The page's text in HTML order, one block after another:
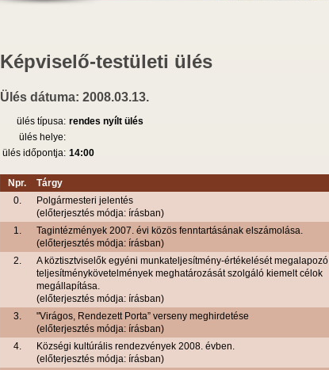
Képviselő-testületi ülés
Ülés dátuma: 2008.03.13.
ülés típusa: rendes nyílt ülés
ülés helye:
ülés időpontja: 14:00
Npr. Tárgy
0.
Polgármesteri jelentés
(előterjesztés módja: írásban)
1.
Tagintézmények 2007. évi közös fenntartásának elszámolása.
(előterjesztés módja: írásban)
2.
A köztisztviselők egyéni munkateljesítmény-értékelését megalapozó
teljesítménykövetelmények meghatározását szolgáló kiemelt célok
megállapítása.
(előterjesztés módja: írásban)
3.
"Virágos, Rendezett Porta” verseny meghirdetése
(előterjesztés módja: írásban)
4.
Községi kultúrális rendezvények 2008. évben.
(előterjesztés módja: írásban)